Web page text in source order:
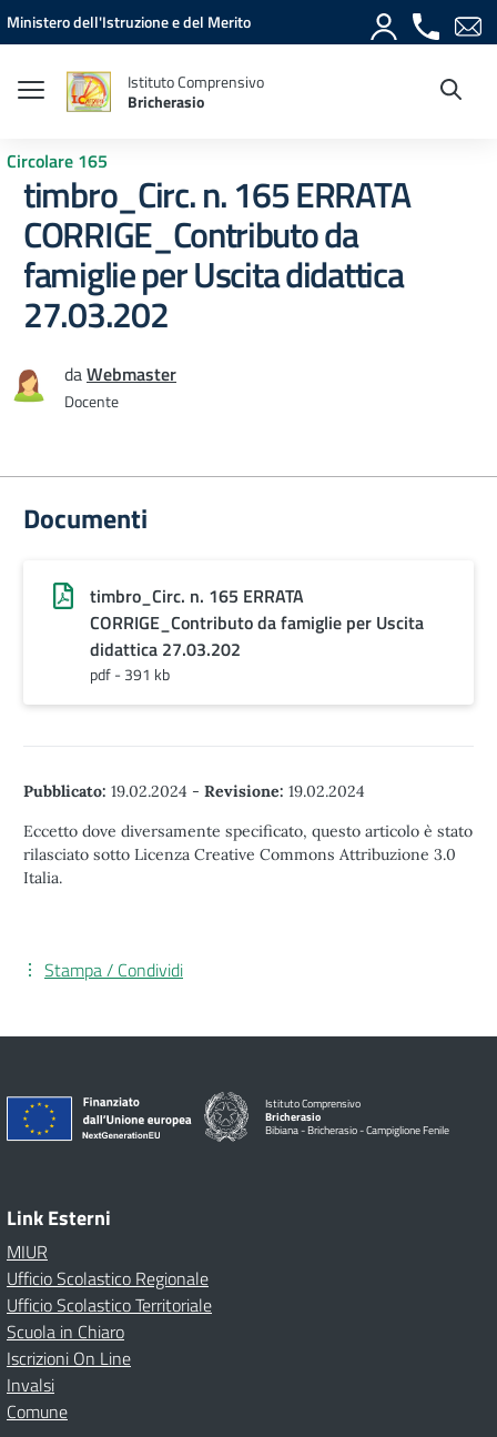
Vai ai contenuti
Vai al menu di navigazione
Vai al footer
Ministero dell'Istruzione e del Merito
Istituto Comprensivo
Bricherasio
Circolare 165
timbro_Circ. n. 165 ERRATA
CORRIGE_Contributo da
famiglie per Uscita didattica
27.03.202
daWebmaster
Docente
Documenti
timbro_Circ. n. 165 ERRATA
CORRIGE_Contributo da famiglie per Uscita
didattica 27.03.202
pdf - 391 kb
Pubblicato: 19.02.2024 - Revisione: 19.02.2024
Eccetto dove diversamente specificato, questo articolo è stato
rilasciato sotto Licenza Creative Commons Attribuzione 3.0
Italia.
Stampa / Condividi
Istituto Comprensivo
Bricherasio
Bibiana - Bricherasio - Campiglione Fenile
Link Esterni
MIUR
Ufficio Scolastico Regionale
Ufficio Scolastico Territoriale
Scuola in Chiaro
Iscrizioni On Line
Invalsi
Comune